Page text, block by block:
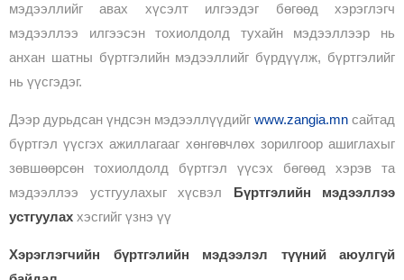
мэдээллийг авах хүсэлт илгээдэг бөгөөд хэрэглэгч
мэдээллээ илгээсэн тохиолдолд тухайн мэдээллээр нь
анхан шатны бүртгэлийн мэдээллийг бүрдүүлж, бүртгэлийг
нь үүсгэдэг.
Дээр дурьдсан үндсэн мэдээллүүдийг www.zangia.mn сайтад
бүртгэл үүсгэх ажиллагааг хөнгөвчлөх зорилгоор ашиглахыг
зөвшөөрсөн тохиолдолд бүртгэл үүсэх бөгөөд хэрэв та
мэдээллээ устгуулахыг хүсвэл Бүртгэлийн мэдээллээ
устгуулах хэсгийг үзнэ үү
Хэрэглэгчийн бүртгэлийн мэдээлэл түүний аюулгүй